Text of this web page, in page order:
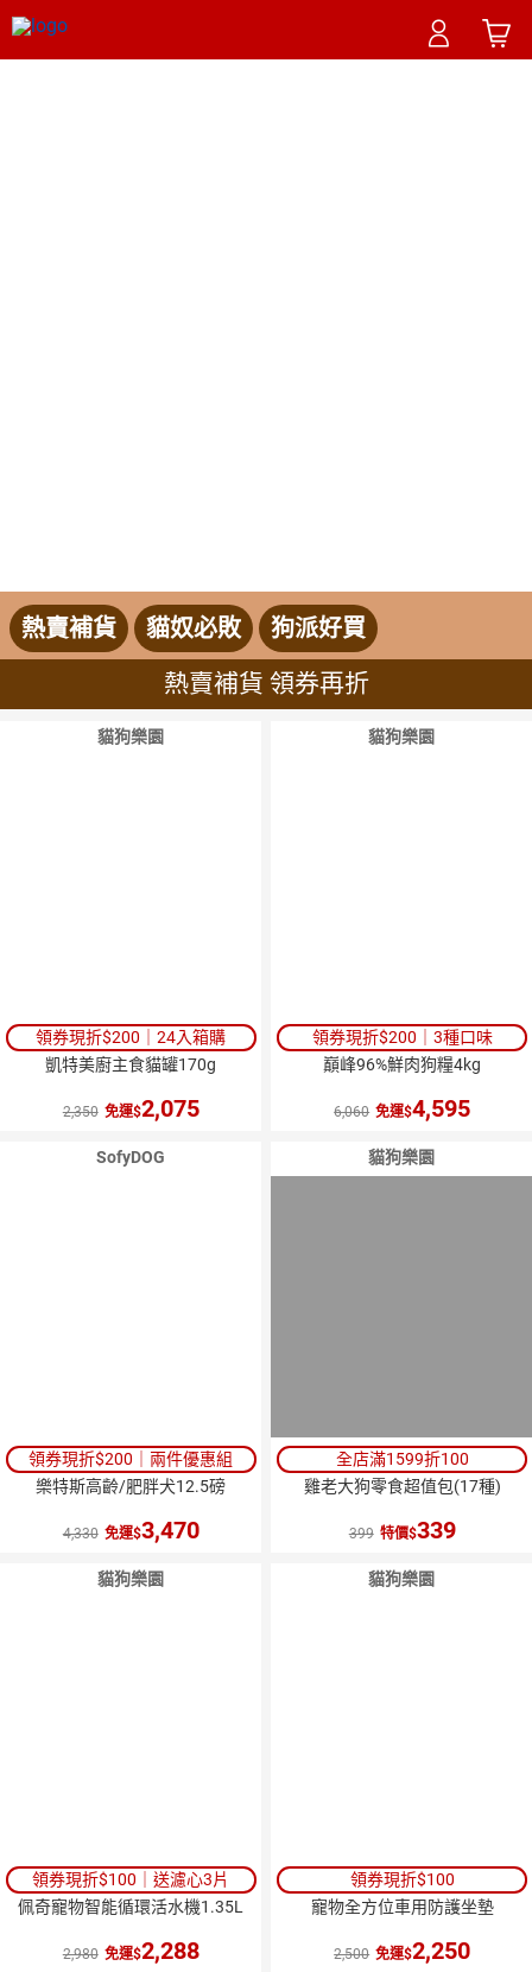
熱賣補貨 貓奴必敗 狗派好買
熱賣補貨 領券再折
貓狗樂園
領券現折$200｜24入箱購
凱特美廚主食貓罐170g
2,350 免運 2,075
貓狗樂園
領券現折$200｜3種口味
巔峰96%鮮肉狗糧4kg
6,060 免運 4,595
SofyDOG
領券現折$200｜兩件優惠組
樂特斯高齡/肥胖犬12.5磅
4,330 免運 3,470
貓狗樂園
全店滿1599折100
雞老大狗零食超值包(17種)
399 特價 339
貓狗樂園
領券現折$100｜送濾心3片
佩奇寵物智能循環活水機1.35L
2,980 免運 2,288
貓狗樂園
領券現折$100
寵物全方位車用防護坐墊
2,500 免運 2,250